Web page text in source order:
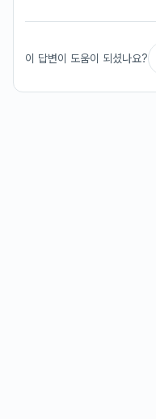
이 답변이 도움이 되셨나요?